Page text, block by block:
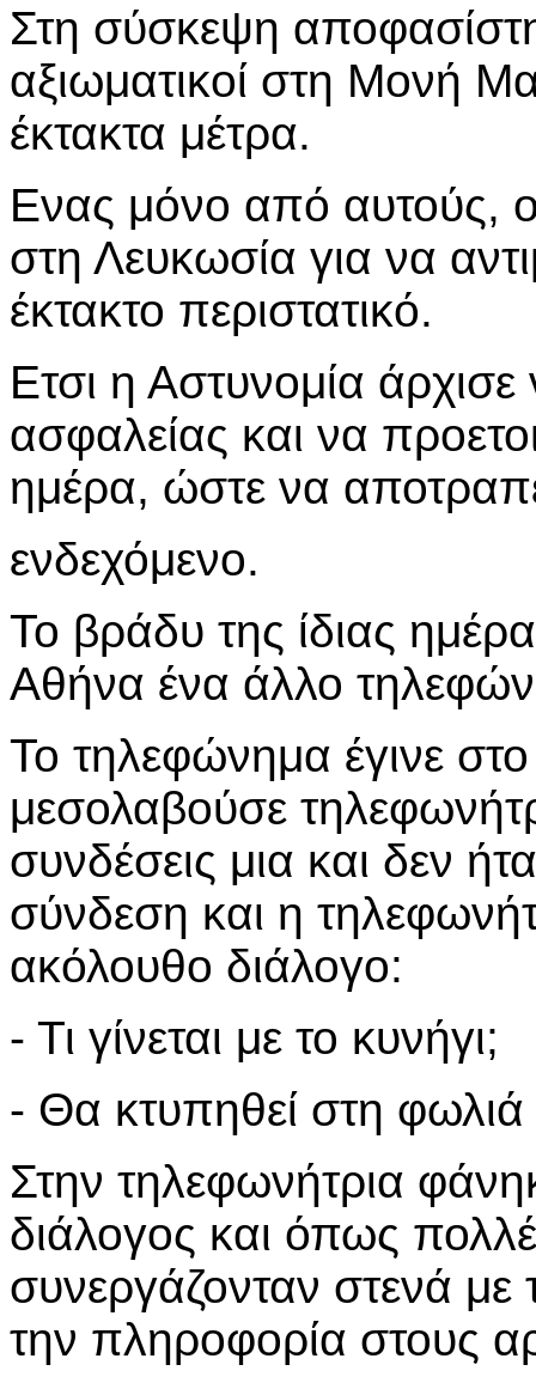
Στη σύσκεψη
αξιωματικοί στη Μονή
έκτακτα μέτρα.
Ενας μόνο από αυτούς,
στη Λευκωσία για να
έκτακτο περιστατικό.
Ετσι η Αστυνομία
ασφαλείας και να
ημέρα, ώστε να
ενδεχόμενο.
Το βράδυ της ίδιας
Αθήνα ένα άλλο
Το τηλεφώνημα έγινε
μεσολαβούσε
συνδέσεις μια και δεν
σύνδεση και η
ακόλουθο διάλογο:
- Τι γίνεται με το κυνήγι;
- Θα κτυπηθεί στη φωλιά
Στην τηλεφωνήτρια
διάλογος και όπως
συνεργάζονταν στενά με
την πληροφορία στους